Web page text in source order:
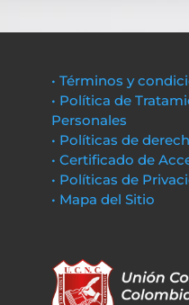
• Términos y
• Política de
Personales
• Políticas de
• Certificado de
• Políticas de
• Mapa del Sitio